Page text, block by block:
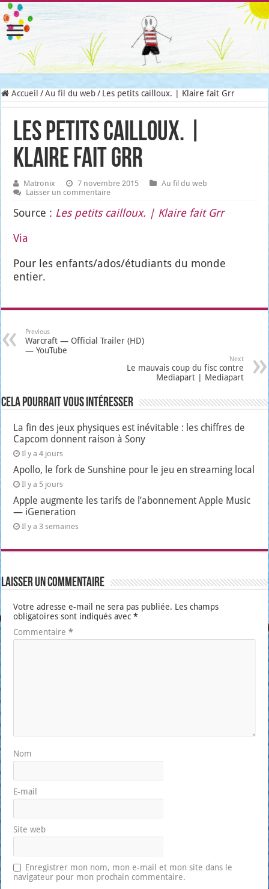
Accueil / Au fil du web / Les petits cailloux. | Klaire fait Grr
Les petits cailloux. |
Klaire fait Grr
Matronix 7 novembre 2015
Au fil du web
Laisser un commentaire
Source : Les petits cailloux. | Klaire fait Grr
Via
Pour les enfants/ados/étudiants du monde
entier.
Previous
Warcraft — Official Trailer (HD)
— YouTube
Next
Le mauvais coup du fisc contre
Mediapart | Mediapart
Cela pourrait vous intéresser
La fin des jeux physiques est inévitable : les chiffres de
Capcom donnent raison à Sony
Il y a 4 jours
Apollo, le fork de Sunshine pour le jeu en streaming local
Il y a 5 jours
Apple augmente les tarifs de l’abonnement Apple Music
— iGeneration
Il y a 3 semaines
Laisser un commentaire
Votre adresse e-mail ne sera pas publiée. Les champs
obligatoires sont indiqués avec*
Commentaire*
Nom
E-mail
Site web
Enregistrer mon nom, mon e-mail et mon site dans le
navigateur pour mon prochain commentaire.